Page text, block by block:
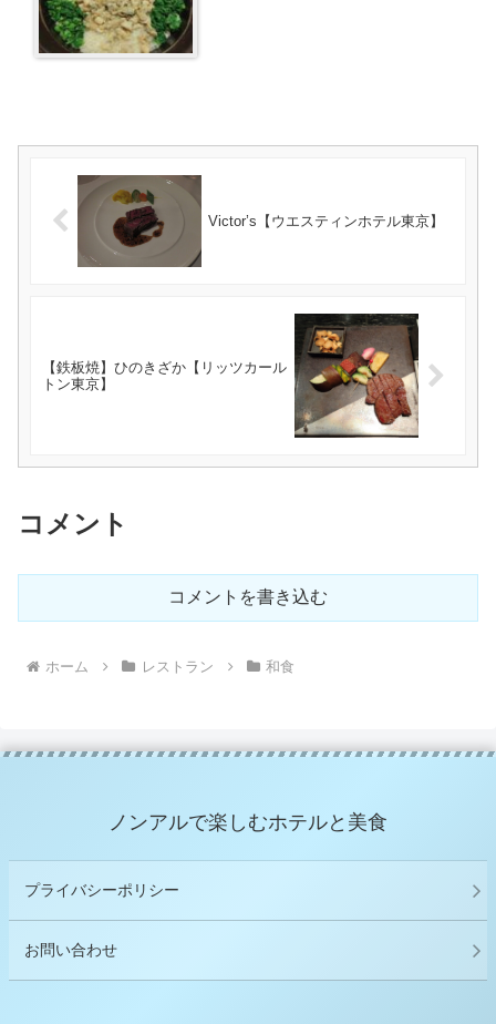
Victor’s【ウエスティンホテル東京】
【鉄板焼】ひのきざか【リッツカール
トン東京】
コメント
コメントを書き込む
ホーム レストラン 和食
ノンアルで楽しむホテルと美食
プライバシーポリシー
お問い合わせ